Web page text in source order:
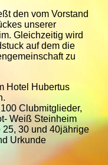
den vom Vorstand
unserer
Gleichzeitig wird
auf dem die
zu
Hotel Hubertus
Clubmitglieder,
Weiß Steinheim
30 und 40jährige
Urkunde